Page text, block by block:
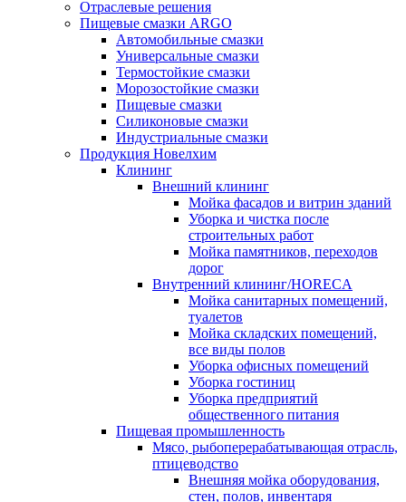
Отраслевые решения
Пищевые смазки ARGO
Автомобильные смазки
Универсальные смазки
Термостойкие смазки
Морозостойкие смазки
Пищевые смазки
Силиконовые смазки
Индустриальные смазки
Продукция Новелхим
Клининг
Внешний клининг
Мойка фасадов и витрин зданий
Уборка и чистка после
строительных работ
Мойка памятников, переходов
дорог
Внутренний клининг/HORECA
Мойка санитарных помещений,
туалетов
Мойка складских помещений,
все виды полов
Уборка офисных помещений
Уборка гостиниц
Уборка предприятий
общественного питания
Пищевая промышленность
Мясо, рыбоперерабатывающая отрасль,
птицеводство
Внешняя мойка оборудования,
стен, полов, инвентаря